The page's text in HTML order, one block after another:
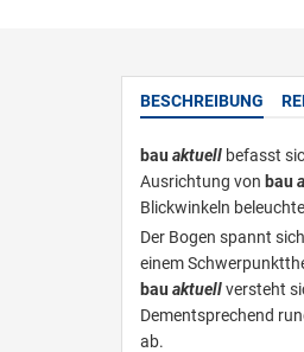
BESCHREIBUNG
bau aktuell befasst
Ausrichtung von bau
Blickwinkeln
Der Bogen spannt
einem
bau aktuellversteht
Dementsprechend
ab.